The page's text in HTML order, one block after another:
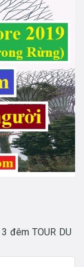
đêm TOUR DU